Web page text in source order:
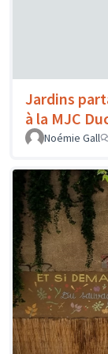
Jardins
à la MJC
Noémie Gall